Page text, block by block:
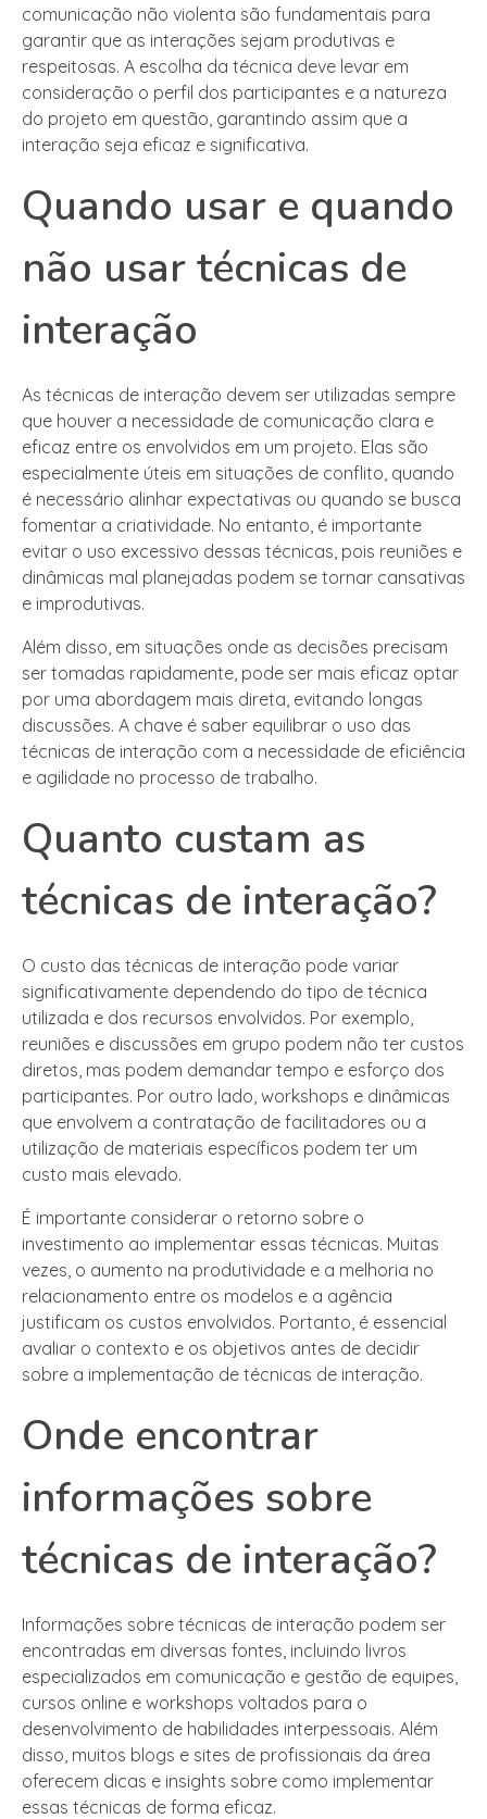
comunicação não violenta são fundamentais para
garantir que as interações sejam produtivas e
respeitosas. A escolha da técnica deve levar em
consideração o perfil dos participantes e a natureza
do projeto em questão, garantindo assim que a
interação seja eficaz e significativa.
Quando usar e quando
não usar técnicas de
interação
As técnicas de interação devem ser utilizadas sempre
que houver a necessidade de comunicação clara e
eficaz entre os envolvidos em um projeto. Elas são
especialmente úteis em situações de conflito, quando
é necessário alinhar expectativas ou quando se busca
fomentar a criatividade. No entanto, é importante
evitar o uso excessivo dessas técnicas, pois reuniões e
dinâmicas mal planejadas podem se tornar cansativas
e improdutivas.
Além disso, em situações onde as decisões precisam
ser tomadas rapidamente, pode ser mais eficaz optar
por uma abordagem mais direta, evitando longas
discussões. A chave é saber equilibrar o uso das
técnicas de interação com a necessidade de eficiência
e agilidade no processo de trabalho.
Quanto custam as
técnicas de interação?
O custo das técnicas de interação pode variar
significativamente dependendo do tipo de técnica
utilizada e dos recursos envolvidos. Por exemplo,
reuniões e discussões em grupo podem não ter custos
diretos, mas podem demandar tempo e esforço dos
participantes. Por outro lado, workshops e dinâmicas
que envolvem a contratação de facilitadores ou a
utilização de materiais específicos podem ter um
custo mais elevado.
É importante considerar o retorno sobre o
investimento ao implementar essas técnicas. Muitas
vezes, o aumento na produtividade e a melhoria no
relacionamento entre os modelos e a agência
justificam os custos envolvidos. Portanto, é essencial
avaliar o contexto e os objetivos antes de decidir
sobre a implementação de técnicas de interação.
Onde encontrar
informações sobre
técnicas de interação?
Informações sobre técnicas de interação podem ser
encontradas em diversas fontes, incluindo livros
especializados em comunicação e gestão de equipes,
cursos online e workshops voltados para o
desenvolvimento de habilidades interpessoais. Além
disso, muitos blogs e sites de profissionais da área
oferecem dicas e insights sobre como implementar
essas técnicas de forma eficaz.